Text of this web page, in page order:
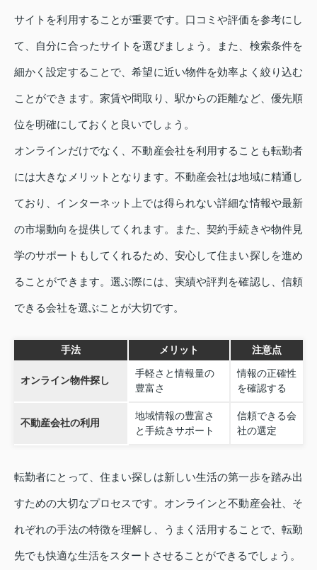
サイトを利用することが重要です。口コミや評価を参考にし
て、自分に合ったサイトを選びましょう。また、検索条件を
細かく設定することで、希望に近い物件を効率よく絞り込む
ことができます。家賃や間取り、駅からの距離など、優先順
位を明確にしておくと良いでしょう。
オンラインだけでなく、不動産会社を利用することも転勤者
には大きなメリットとなります。不動産会社は地域に精通し
ており、インターネット上では得られない詳細な情報や最新
の市場動向を提供してくれます。また、契約手続きや物件見
学のサポートもしてくれるため、安心して住まい探しを進め
ることができます。選ぶ際には、実績や評判を確認し、信頼
できる会社を選ぶことが大切です。
手法 メリット 注意点
オンライン物件探し
手軽さと情報量の
豊富さ
情報の正確性
を確認する
不動産会社の利用
地域情報の豊富さ
と手続きサポート
信頼できる会
社の選定
転勤者にとって、住まい探しは新しい生活の第一歩を踏み出
すための大切なプロセスです。オンラインと不動産会社、そ
れぞれの手法の特徴を理解し、うまく活用することで、転勤
先でも快適な生活をスタートさせることができるでしょう。